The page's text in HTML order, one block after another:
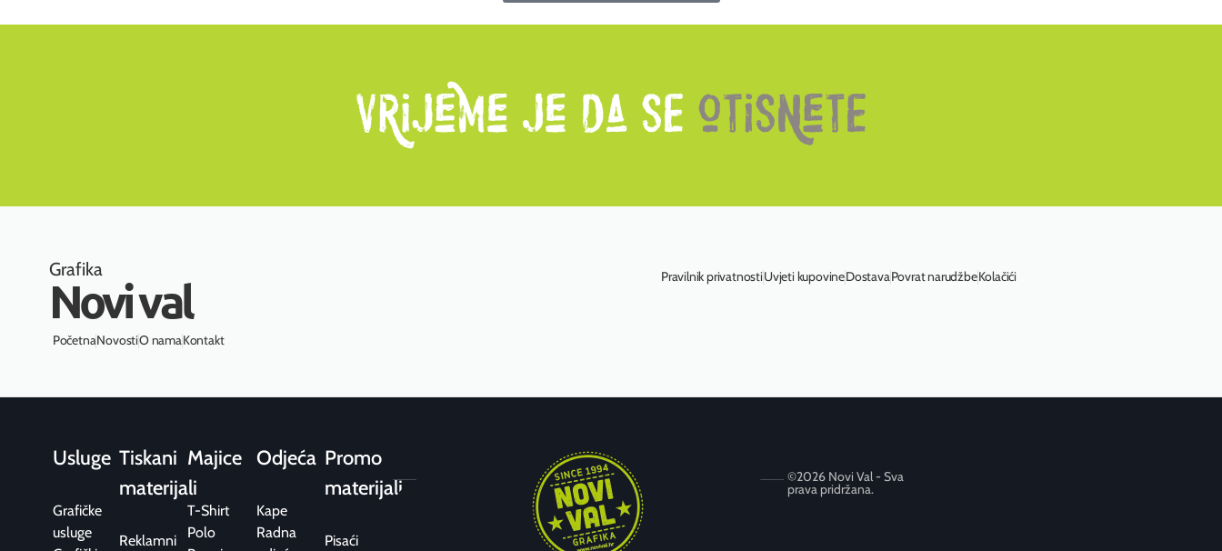
Grafika
Novi val
PočetnaNovostiO namaKontakt
Pravilnik privatnostiUvjeti kupovineDostavaPovrat narudžbeKolačići
Usluge
Grafičke
usluge
Tiskani
materijali
Reklamni
Majice
T-Shirt
Polo
Odjeća
Kape
Radna
Promo
materijali
Pisaći
Trnjanska cesta 72, 10 000 Zagreb
+385 (0) 1 6673 789
+385 (0) 1 6314 595
novival@novival.hr
©2026 Novi Val - Sva
prava pridržana.